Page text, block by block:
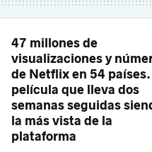
47 millones de
visualizaciones y
de Netflix en 54 países.
película que lleva dos
semanas seguidas
la más vista de la
plataforma